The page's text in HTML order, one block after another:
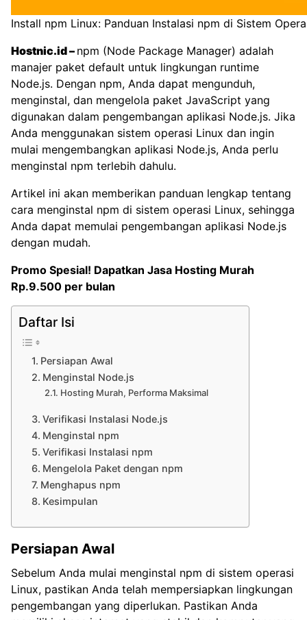
Install npm Linux: Panduan Instalasi npm di Sistem
Hostnic.id– npm (Node Package Manager) adalah
manajer paket default untuk lingkungan runtime
Node.js. Dengan npm, Anda dapat mengunduh,
menginstal, dan mengelola paket JavaScript yang
digunakan dalam pengembangan aplikasi Node.js. Jika
Anda menggunakan sistem operasi Linux dan ingin
mulai mengembangkan aplikasi Node.js, Anda perlu
menginstal npm terlebih dahulu.
Artikel ini akan memberikan panduan lengkap tentang
cara menginstal npm di sistem operasi Linux, sehingga
Anda dapat memulai pengembangan aplikasi Node.js
dengan mudah.
Promo Spesial! Dapatkan Jasa Hosting Murah
Rp.9.500 per bulan
Daftar Isi
Persiapan Awal
Menginstal Node.js
Hosting Murah, Performa Maksimal
Verifikasi Instalasi Node.js
Menginstal npm
Verifikasi Instalasi npm
Mengelola Paket dengan npm
Menghapus npm
Kesimpulan
Persiapan Awal
Sebelum Anda mulai menginstal npm di sistem operasi
Linux, pastikan Anda telah mempersiapkan lingkungan
pengembangan yang diperlukan. Pastikan Anda